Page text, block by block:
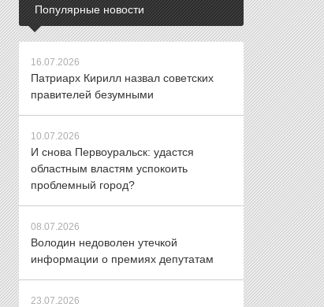
Популярные новости
16.07.2026
Патриарх Кирилл назвал советских
правителей безумными
10.07.2026
И снова Первоуральск: удастся
областным властям успокоить
проблемный город?
08.07.2026
Володин недоволен утечкой
информации о премиях депутатам
23.07.2026